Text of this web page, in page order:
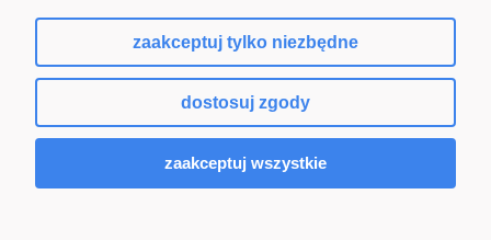
Sklep internetowy Shoper.pl
zaakceptuj tylko niezbędne
dostosuj zgody
zaakceptuj wszystkie